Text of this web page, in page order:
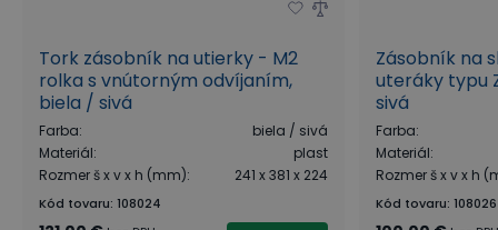
Tork zásobník na utierky - M2
rolka s vnútorným odvíjaním,
biela / sivá
Farba:
biela / sivá
Materiál:
plast
Rozmer š x v x h (mm): 241 x 381 x 224
Kód tovaru: 108024
Zásobník na
uteráky typu
sivá
Farba:
Materiál:
Rozmer š x v x h
Kód tovaru: 108026